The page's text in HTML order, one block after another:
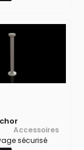
Accessoires
sécurisé